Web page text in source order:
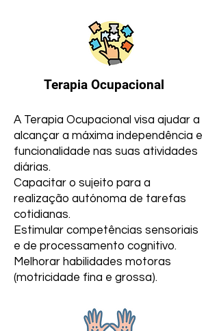
Terapia Ocupacional
A Terapia Ocupacional visa ajudar a
alcançar a máxima independência e
funcionalidade nas suas atividades
diárias.
Capacitar o sujeito para a
realização autónoma de tarefas
cotidianas.
Estimular competências sensoriais
e de processamento cognitivo.
Melhorar habilidades motoras
(motricidade fina e grossa).